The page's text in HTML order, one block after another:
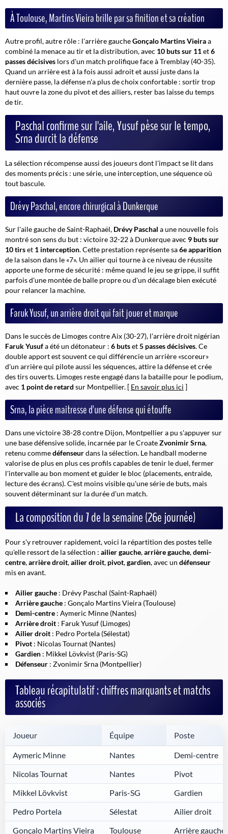
À Toulouse, Martins Vieira brille par sa finition et sa création
Autre profil, autre rôle : l'arrière gaucheGonçalo Martins Vieiraa
combiné la menace au tir et la distribution, avec 10 buts sur 11et6
passes décisives lors d'un match prolifique face à Tremblay (40-35).
Quand un arrière est à la fois aussi adroit et aussi juste dans la
dernière passe, la défense n'a plus de choix confortable : sortir trop
haut ouvre la zone du pivot et des ailiers, rester bas laisse du temps
de tir.
Paschal confirme sur l'aile, Yusuf pèse sur le tempo,
Srna durcit la défense
La sélection récompense aussi des joueurs dont l'impact se lit dans
des moments précis : une série, une interception, une séquence où
tout bascule.
Drévy Paschal, encore chirurgical à Dunkerque
Sur l'aile gauche de Saint-Raphaël, Drévy Paschal a une nouvelle fois
montré son sens du but : victoire 32-22 à Dunkerque avec 9 buts sur
10 tirset 1 interception. Cette prestation représente sa6e apparition
de la saison dans le «7». Un ailier qui tourne à ce niveau de réussite
apporte une forme de sécurité : même quand le jeu se grippe, il suffit
parfois d'une montée de balle propre ou d'un décalage bien exécuté
pour relancer la machine.
Faruk Yusuf, un arrière droit qui fait jouer et marque
Dans le succès de Limoges contre Aix (30-27), l'arrière droit nigérian
Faruk Yusufa été un détonateur : 6 butset5 passes décisives. Ce
double apport est souvent ce qui différencie un arrière «scoreur»
d'un arrière qui pilote aussi les séquences, attire la défense et crée
des tirs ouverts. Limoges reste engagé dans la bataille pour le podium,
avec 1 point de retard sur Montpellier. [ En savoir plus ici ]
Srna, la pièce maîtresse d'une défense qui étouffe
Dans une victoire 38-28 contre Dijon, Montpellier a pu s'appuyer sur
une base défensive solide, incarnée par le CroateZvonimir Srna,
retenu commedéfenseurdans la sélection. Le handball moderne
valorise de plus en plus ces profils capables de tenir le duel, fermer
l'intervalle au bon moment et guider le bloc (placements, entraide,
lecture des écrans). C'est moins visible qu'une série de buts, mais
souvent déterminant sur la durée d'un match.
La composition du 7 de la semaine (26e journée)
Pour s'y retrouver rapidement, voici la répartition des postes telle
qu'elle ressort de la sélection : ailier gauche,arrière gauche,demi-
centre,arrière droit,ailier droit, pivot,gardien, avec un défenseur
mis en avant.
Ailier gauche : Drévy Paschal (Saint-Raphaël)
Arrière gauche : Gonçalo Martins Vieira (Toulouse)
Demi-centre : Aymeric Minne (Nantes)
Arrière droit : Faruk Yusuf (Limoges)
Ailier droit : Pedro Portela (Sélestat)
Pivot : Nicolas Tournat (Nantes)
Gardien : Mikkel Lövkvist (Paris-SG)
Défenseur : Zvonimir Srna (Montpellier)
Tableau récapitulatif : chiffres marquants et matchs
associés
Joueur Équipe Poste
Aymeric Minne Nantes
Demi-centre
Nicolas Tournat
Nantes
Pivot
Mikkel Lövkvist
Paris-SG
Gardien
Pedro Portela
Sélestat
Ailier droit
Gonçalo Martins Vieira
Toulouse Arrière gauche